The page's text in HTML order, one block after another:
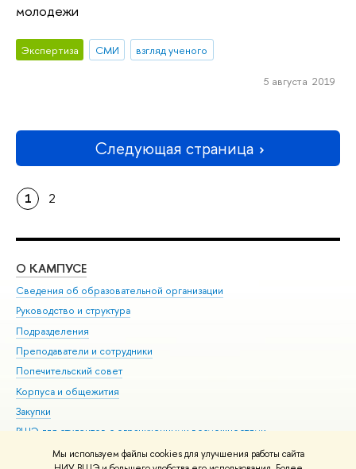
Мы используем файлы cookies для улучшения работы сайта
молодежи
Экспертиза СМИ взгляд ученого
5 августа 2019
Следующая страница
1 2
О КАМПУСЕ
Сведения об образовательной организации
Руководство и структура
Подразделения
Преподаватели и сотрудники
Попечительский совет
Корпуса и общежития
Закупки
ВШЭ для студентов с ограниченными возможностями
здоровья и инвалидностью